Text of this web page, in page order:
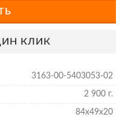
КЛИК
3163-00-5403053-02
2 900 г.
84х49х20